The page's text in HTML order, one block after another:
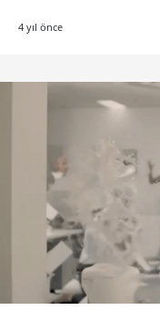
4 yıl önce